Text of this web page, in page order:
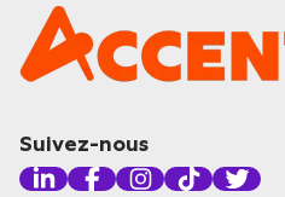
Suivez-nous